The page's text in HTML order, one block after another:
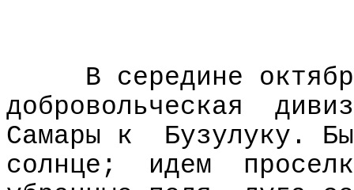
В середине
добровольческая
Самары к
Бузулуку.
солнце;
идем